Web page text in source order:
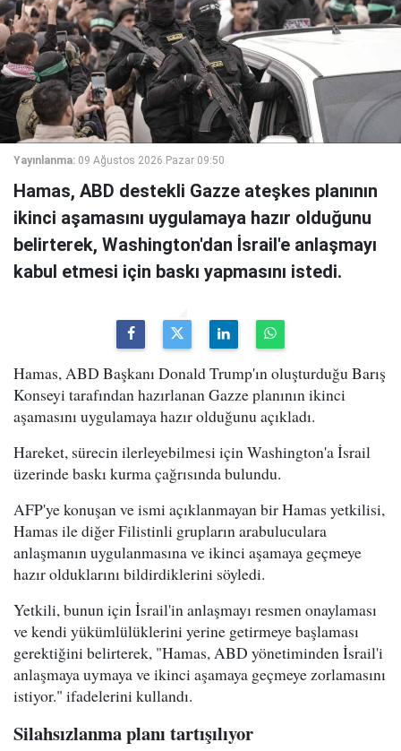
Yayınlanma: 09 Ağustos 2026 Pazar 09:50
Hamas, ABD destekli Gazze ateşkes planının
ikinci aşamasını uygulamaya hazır olduğunu
belirterek, Washington'dan İsrail'e anlaşmayı
kabul etmesi için baskı yapmasını istedi.
Hamas, ABD Başkanı Donald Trump'ın oluşturduğu Barış
Konseyi tarafından hazırlanan Gazze planının ikinci
aşamasını uygulamaya hazır olduğunu açıkladı.
Hareket, sürecin ilerleyebilmesi için Washington'a İsrail
üzerinde baskı kurma çağrısında bulundu.
AFP'ye konuşan ve ismi açıklanmayan bir Hamas yetkilisi,
Hamas ile diğer Filistinli grupların arabuluculara
anlaşmanın uygulanmasına ve ikinci aşamaya geçmeye
hazır olduklarını bildirdiklerini söyledi.
Yetkili, bunun için İsrail'in anlaşmayı resmen onaylaması
ve kendi yükümlülüklerini yerine getirmeye başlaması
gerektiğini belirterek, "Hamas, ABD yönetiminden İsrail'i
anlaşmaya uymaya ve ikinci aşamaya geçmeye zorlamasını
istiyor." ifadelerini kullandı.
Silahsızlanma planı tartışılıyor